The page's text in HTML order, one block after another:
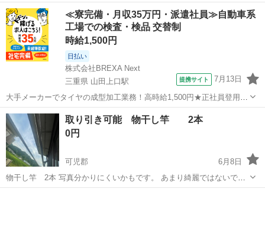
い致します🙇
岐阜 岐阜市 名鉄岐阜駅 洗濯用品 ラック
≪寮完備・月収35万円・派遣社員≫自動車系
工場での検査・検品 交替制
時給1,500円
日払い
株式会社BREXA Next
三重県 山田上口駅
提携サイト 7月13日
大手メーカーでタイヤの成型加工業務！高時給1,500円★正社員登用制
度あり！ワンルーム寮完備！マイカー通勤OK！無料駐車場あり！《三
重県伊勢市》 人気の工場のお仕事 ◇タイヤの製造◇ トラック・バ
ス・RV車用を中心とした...
三重 伊勢市 山田上口駅 その他
取り引き可能 物干し竿 2本
0円
可児郡
6月8日
物干し竿 2本 写真分かりにくいかもです。 あまり綺麗ではないです
が洗っていただければ綺麗になると思います。 自宅まで取りに来てい